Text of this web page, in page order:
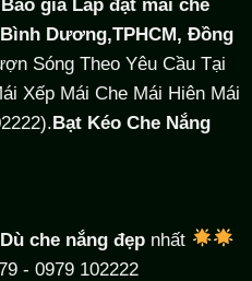
Dương,TPHCM, Đồng
Sóng Theo Yêu Cầu Tại
Xếp Mái Che Mái Hiên Mái
Bạt Kéo Che Nắng
Dù che nắng đẹp nhất
- 0979 102222